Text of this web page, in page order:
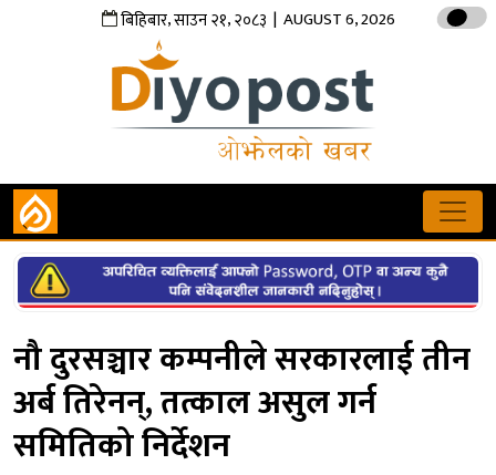
बिहिबार,साउन२१,२०८३ | AUGUST 6, 2026
नौ दुरसञ्चार कम्पनीले सरकारलाई तीन
अर्ब तिरेनन्, तत्काल असुल गर्न
समितिको निर्देशन